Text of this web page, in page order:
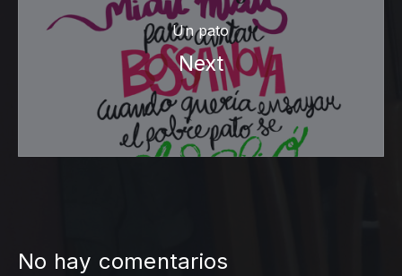
Un pato
Next
No hay comentarios